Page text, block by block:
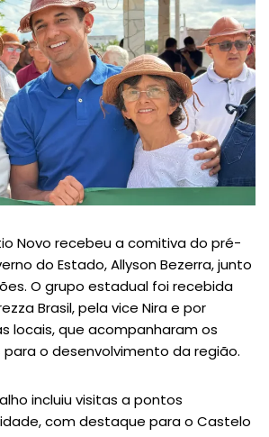
Novo recebeu a comitiva do pré-
do Estado, Allyson Bezerra, junto
O grupo estadual foi recebida
Brasil, pela vice Nira e por
locais, que acompanharam os
o desenvolvimento da região.
incluiu visitas a pontos
com destaque para o Castelo